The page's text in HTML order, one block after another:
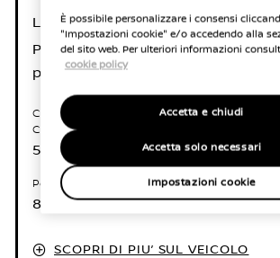
Listino a partire da
Prezzo promo in caso di
permuta o rottamazione
Consumo Carburante –
Combinato (WLTP)
5,8 l/100 km
Potenza max totale
84 (114) kW(CV)
Tipo
SCOPRI DI PIU’ SUL VEICOLO
È possibile personalizzare i consensi
"Impostazioni cookie" e/o accedendo alla
del sito web. Per ulteriori informazioni
cookie policy
Accetta solo necessari
Accetta e chiudi
Impostazioni cookie